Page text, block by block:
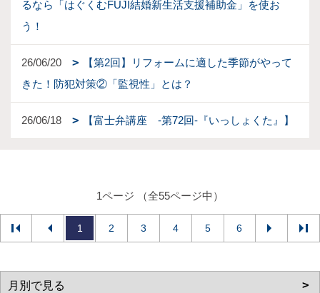
るなら「はぐくむFUJI結婚新生活支援補助金」を使お
う！
26/06/20
【第2回】リフォームに適した季節がやって
きた！防犯対策②「監視性」とは？
26/06/18 【富士弁講座 -第72回-『いっしょくた』】
1ページ （全55ページ中）
1 2 3 4 5 6